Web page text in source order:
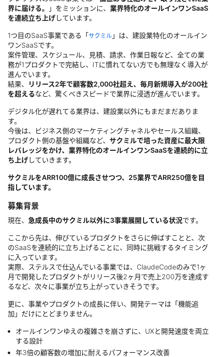
界に届ける。
」をミッションに、 業界特化のオールインワンSaaS
を連続立ち上げしています。
1つ目のSaaS事業である「サクミル 」は、建設業特化のオールイン
ワンSaaSです。
案件管理、スケジュール、見積、請求、作業日報など、全ての業
務が1プロダクトで完結し、ITに慣れてない方でも無理なく導入が
進んでいます。
結果、
リリース2年で顧客数2,000社超え、毎月新規導入が200社
を超えるなど、驚くべきスピードで業界に浸透が進んでいます。
デジタル化が遅れてる業界は、建設業以外にもまだまだありま
す。
今後は、ビジネス側のマーケティングチャネルやセールス組織、
プロダクト側の基盤や組織など、 サクミルで培った資産に最大限
レバレッジをかけ、業界特化のオールインワンSaaSを連続的に立
ち上げしていきます。
サクミルをARR100億に成長させつつ、25業界でARR250億を目
指しています。
募集背景
現在、 急成長中のサクミル以外に3事業展開している状況です。
ここから先は、伸びているプロダクトをさらに伸ばすことと、次
のSaaSを連続的に立ち上げることに、同時に挑戦するタイミング
に入っています。
実際、ステルスで仕込んでいる事業では、ClaudeCodeのみで1ヶ
月で開発したプロダクトがリリース後2ヶ月で売上200万を達成す
るなど、次々に事業が立ち上がっていきそうです。
更に、事業やプロダクトの成長に伴い、開発テーマは「機能追
加」だけにとどまりません。
オールインワンゆえの複雑さを崩さずに、UXと開発速度を両立
する設計
年3倍の顧客数の増加に耐えるパフォーマンス改善